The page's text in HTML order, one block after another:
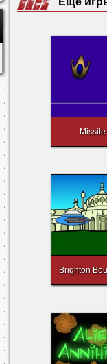
Управление